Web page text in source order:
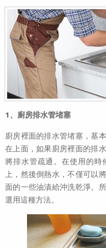
1、廚房排水管堵塞
廚房裡面的排水管堵塞，基
在上面，如果廚房裡面的排
將排水管疏通。在使用的
上，然後倒熱水，不僅可以
面的一些油漬給沖洗乾淨。
選用這種方法。